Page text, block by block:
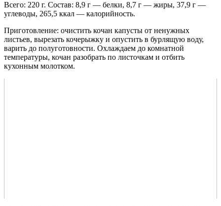
Всего: 220 г. Состав: 8,9 г — белки, 8,7 г — жиры, 37,9 г —
углеводы, 265,5 ккал — калорийность.
Приготовление: очистить кочан капусты от ненужных
листьев, вырезать кочерыжку и опустить в бурлящую воду,
варить до полуготовности. Охлаждаем до комнатной
температуры, кочан разобрать по листочкам и отбить
кухонным молотком.